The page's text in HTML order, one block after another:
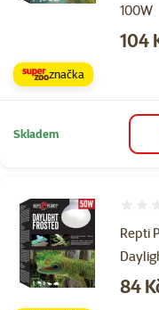
100W
Cena
104
značka
Skladem
Repti
Cena
84